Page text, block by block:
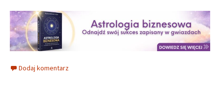
Dodaj komentarz